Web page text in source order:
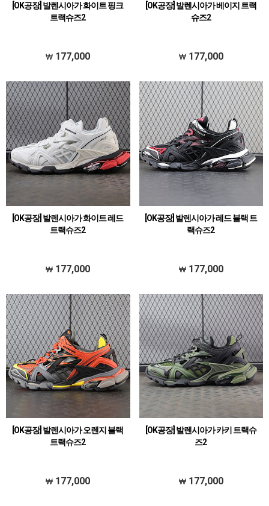
[OK공장] 발렌시아가 화이트 핑크
트랙슈즈2
177,000
[OK공장] 발렌시아가 베이지 트랙
슈즈2
177,000
[OK공장] 발렌시아가 화이트 레드
트랙슈즈2
177,000
[OK공장] 발렌시아가 레드 블랙 트
랙슈즈2
177,000
[OK공장] 발렌시아가 오렌지 블랙
트랙슈즈2
177,000
[OK공장] 발렌시아가 카키 트랙슈
즈2
177,000